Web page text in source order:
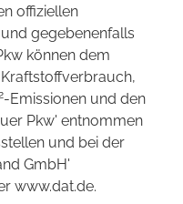
offiziellen
gegebenenfalls
können dem
-Emissionen und den
Pkw' entnommen
und bei der
GmbH'
www.dat.de.